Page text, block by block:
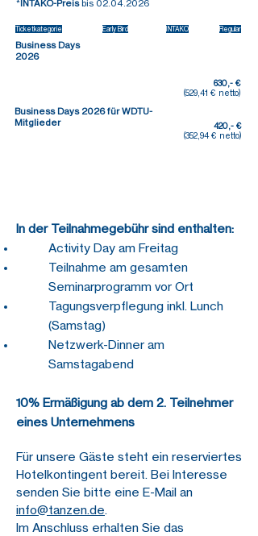
*INTAKO-Preisbis 02.04.2026
Ticketkategorie Early Bird INTAKO Regular
Business Days
2026
630,- €
(529,41 € netto)
Business Days 2026 für ​WDTU-
Mitglieder
420,- €
(352,94 € netto)
In der Teilnahmegebühr sind enthalten:
Activity Day am Freitag
Teilnahme am gesamten
Seminarprogramm vor Ort
Tagungsverpflegung inkl. Lunch
(Samstag)
Netzwerk-Dinner am
Samstagabend
10% Ermäßigung ab dem 2. Teilnehmer
eines Unternehmens
Für unsere Gäste steht ein reserviertes
Hotelkontingent bereit. Bei Interesse
senden Sie bitte eine E-Mail an
info@tanzen.de.
Im Anschluss erhalten Sie das